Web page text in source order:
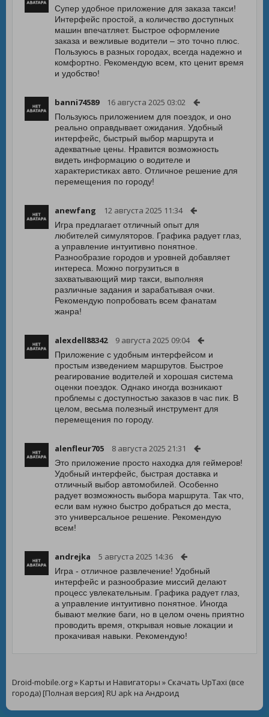
Супер удобное приложение для заказа такси!
Интерфейс простой, а количество доступных
машин впечатляет. Быстрое оформление
заказа и вежливые водители – это точно плюс.
Пользуюсь в разных городах, всегда надежно и
комфортно. Рекомендую всем, кто ценит время
и удобство!
banni74589 16 августа 2025 03:02
Пользуюсь приложением для поездок, и оно
реально оправдывает ожидания. Удобный
интерфейс, быстрый выбор маршрута и
адекватные цены. Нравится возможность
видеть информацию о водителе и
характеристиках авто. Отличное решение для
перемещения по городу!
anewfang 12 августа 2025 11:34
Игра предлагает отличный опыт для
любителей симуляторов. Графика радует глаз,
а управление интуитивно понятное.
Разнообразие городов и уровней добавляет
интереса. Можно погрузиться в
захватывающий мир такси, выполняя
различные задания и зарабатывая очки.
Рекомендую попробовать всем фанатам
жанра!
alexdell88342 9 августа 2025 09:04
Приложение с удобным интерфейсом и
простым изведением маршрутов. Быстрое
реагирование водителей и хорошая система
оценки поездок. Однако иногда возникают
проблемы с доступностью заказов в час пик. В
целом, весьма полезный инструмент для
перемещения по городу.
alenfleur705 8 августа 2025 21:31
Это приложение просто находка для геймеров!
Удобный интерфейс, быстрая доставка и
отличный выбор автомобилей. Особенно
радует возможность выбора маршрута. Так что,
если вам нужно быстро добраться до места,
это универсальное решение. Рекомендую
всем!
andrejka 5 августа 2025 14:36
Игра - отличное развлечение! Удобный
интерфейс и разнообразие миссий делают
процесс увлекательным. Графика радует глаз,
а управление интуитивно понятное. Иногда
бывают мелкие баги, но в целом очень приятно
проводить время, открывая новые локации и
прокачивая навыки. Рекомендую!
Droid-mobile.org» Карты и Навигаторы » Скачать UpTaxi (все
города) [Полная версия] RU apk на Андроид